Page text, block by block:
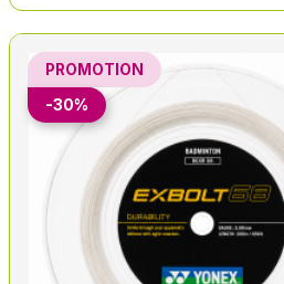
PROMOTION
-30%